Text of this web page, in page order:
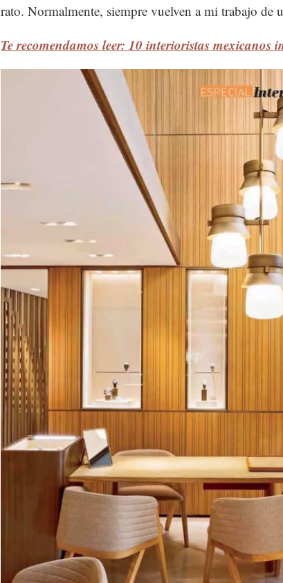
rato. Normalmente, siempre vuelven a mi trabajo de
Te recomendamos leer: 10 interioristas mexicanos